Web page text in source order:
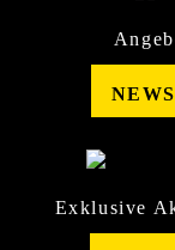
Exklusive